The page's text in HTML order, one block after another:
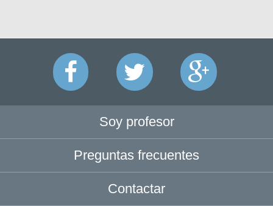
Soy profesor
Preguntas frecuentes
Contactar